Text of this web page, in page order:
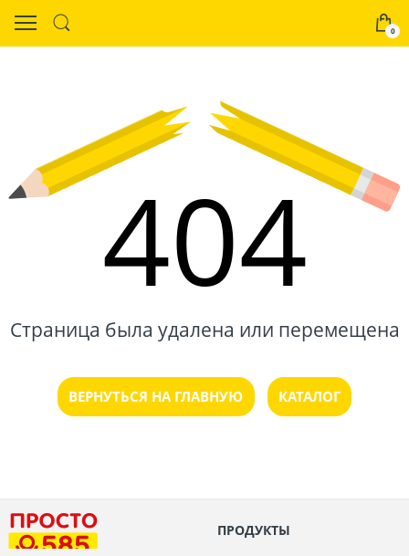
0
404
Страница была удалена или перемещена
ВЕРНУТЬСЯ НА ГЛАВНУЮ КАТАЛОГ
ПРОДУКТЫ